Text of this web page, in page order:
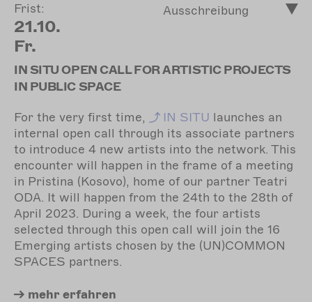
Frist:
21.10.
Fr.
Ausschreibung
IN SITU OPEN CALL FOR ARTISTIC PROJECTS
IN PUBLIC SPACE
For the very first time,
IN SITU launches an
internal open call through its associate partners
to introduce 4 new artists into the network. This
encounter will happen in the frame of a meeting
in Pristina (Kosovo), home of our partner Teatri
ODA. It will happen from the 24th to the 28th of
April 2023. During a week, the four artists
selected through this open call will join the 16
Emerging artists chosen by the (UN)COMMON
SPACES partners.
mehr erfahren